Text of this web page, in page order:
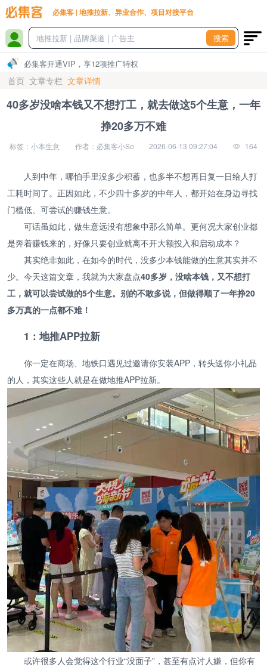
必集客 | 地推拉新、异业合作、项目对接平台
搜索
必集客开通VIP，享12项推广特权
首页 文章专栏 文章详情
40多岁没啥本钱又不想打工，就去做这5个生意，一年
挣20多万不难
标签：小本生意 作者：必集客小So 2026-06-13 09:27:04 164
人到中年，哪怕手里没多少积蓄，也多半不想再日复一日给人打
工耗时间了。正因如此，不少四十多岁的中年人，都开始在身边寻找
门槛低、可尝试的赚钱生意。
可话虽如此，做生意远没有想象中那么简单。更何况大家创业都
是奔着赚钱来的，好像只要创业就离不开大额投入和启动成本？
其实绝非如此，在如今的时代，没多少本钱能做的生意其实并不
少。今天这篇文章，我就为大家盘点40多岁，没啥本钱，又不想打
工，就可以尝试做的5个生意。别的不敢多说，但做得顺了一年挣20
多万真的一点都不难！
1：地推APP拉新
你一定在商场、地铁口遇见过邀请你安装APP，转头送你小礼品
的人，其实这些人就是在做地推APP拉新。
或许很多人会觉得这个行业“没面子”，甚至有点讨人嫌，但你有